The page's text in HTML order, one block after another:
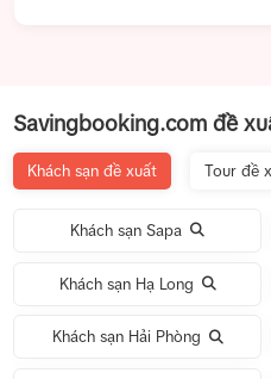
Savingbooking.com đề
Khách sạn đề xuất Tour đề
Khách sạn Sapa
Khách sạn Hạ Long
Khách sạn Hải Phòng